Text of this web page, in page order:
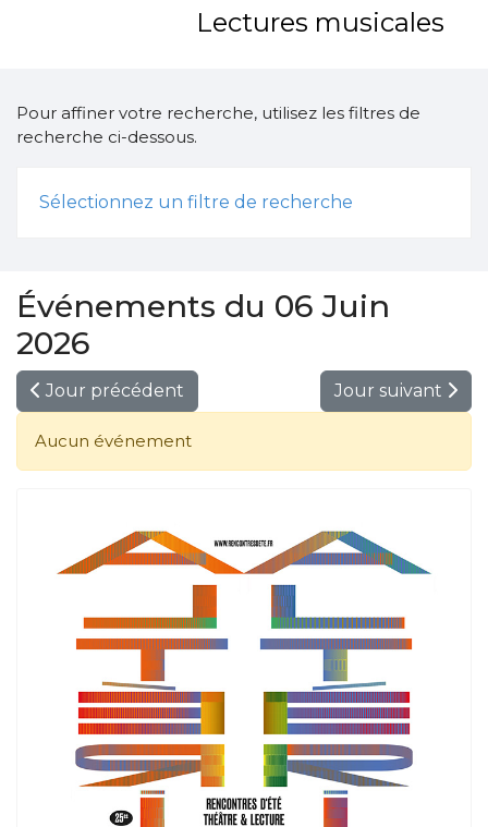
Lectures musicales
Pour affiner votre recherche, utilisez les filtres de
recherche ci-dessous.
Sélectionnez un filtre de recherche
Événements du 06 Juin
2026
Jour précédent Jour suivant
Aucun événement